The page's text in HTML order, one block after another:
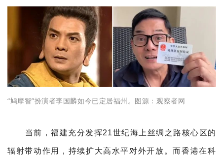
“鸠摩智”扮演者李国麟如今已定居福州。 图源： 观察者网
当前，福建充分发挥21世纪海上丝绸之路核心区的
辐射带动作用，持续扩大高水平对外开放。而香港在科